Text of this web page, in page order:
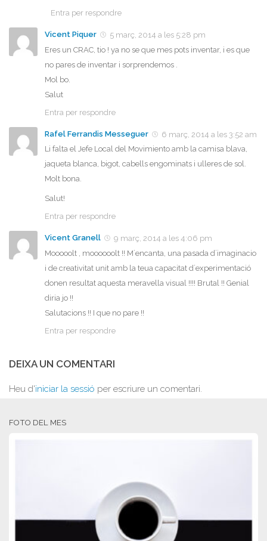
Entra per respondre
Vicent Piquer
5 març, 2014 a les 5:28 pm
Eres un CRAC, tio ! ya no se que mes pots inventar, i es que
no pares de inventar i sorprendemos .
Mol bo.
Salut
Entra per respondre
Rafel Ferrandis Messeguer
6 març, 2014 a les 3:52 am
Li falta el Jefe Local del Movimiento amb la camisa blava,
jaqueta blanca, bigot, cabells engominats i ulleres de sol.
Molt bona.
Salut!
Entra per respondre
Vicent Granell
9 març, 2014 a les 4:06 pm
Mooooolt , moooooolt !! M´encanta, una pasada d´imaginacio
i de creativitat unit amb la teua capacitat d´experimentació
donen resultat aquesta meravella visual !!!! Brutal !! Genial
diria jo !!
Salutacions !! I que no pare !!
Entra per respondre
DEIXA UN COMENTARI
Heu d'iniciar la sessió per escriure un comentari.
FOTO DEL MES